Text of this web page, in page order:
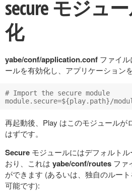
secure モジュ
化
yabe/conf/application.conf ファイ
ールを有効化し、アプリケーション
# Import the secure module
再起動後、Play はこのモジュールが
はずです。
Secure モジュールにはデフォルト
おり、これは yabe/conf/routes ファ
ができます (あるいは、独自のルー
可能です):